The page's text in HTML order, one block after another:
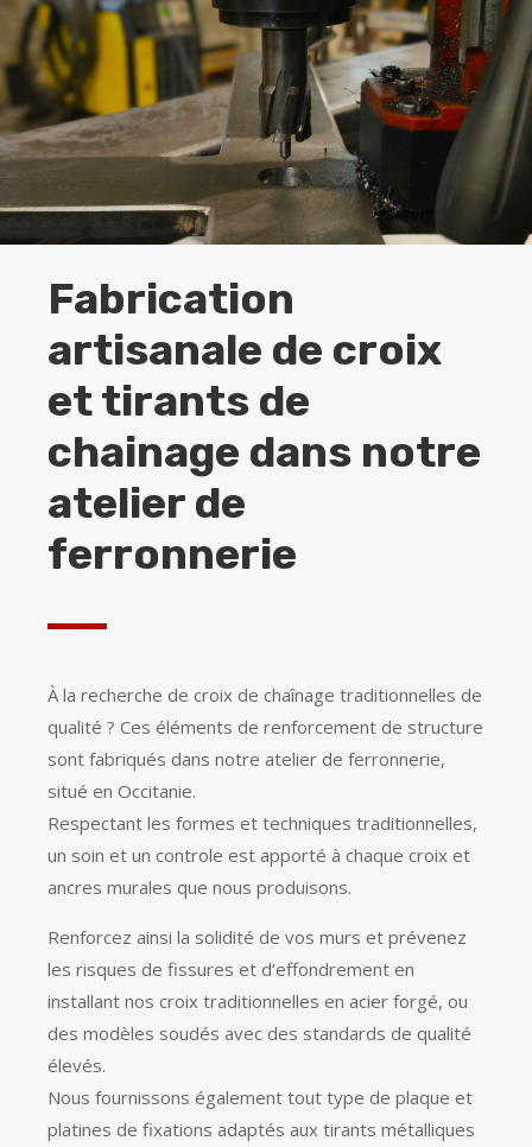
Fabrication
artisanale de croix
et tirants de
chainage dans notre
atelier de
ferronnerie
À la recherche de croix de chaînage traditionnelles de
qualité ? Ces éléments de renforcement de structure
sont fabriqués dans notre atelier de ferronnerie,
situé en Occitanie.
Respectant les formes et techniques traditionnelles,
un soin et un controle est apporté à chaque croix et
ancres murales que nous produisons.
Renforcez ainsi la solidité de vos murs et prévenez
les risques de fissures et d’effondrement en
installant nos croix traditionnelles en acier forgé, ou
des modèles soudés avec des standards de qualité
élevés.
Nous fournissons également tout type de plaque et
platines de fixations adaptés aux tirants métalliques